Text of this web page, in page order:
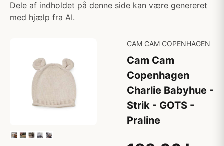
Dele af indholdet på denne side kan være genereret
med hjælp fra AI.
CAM CAM COPENHAGEN
Cam Cam
Copenhagen
Charlie Babyhue -
Strik - GOTS -
Praline